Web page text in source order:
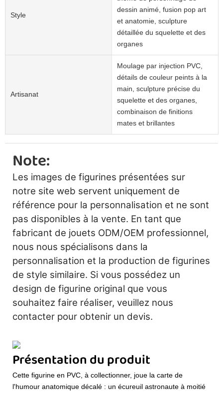
Style
dessin animé, fusion pop art
et anatomie, sculpture
détaillée du squelette et des
organes
Artisanat
Moulage par injection PVC,
détails de couleur peints à la
main, sculpture précise du
squelette et des organes,
combinaison de finitions
mates et brillantes
Note:
Les images de figurines présentées sur
notre site web servent uniquement de
référence pour la personnalisation et ne sont
pas disponibles à la vente. En tant que
fabricant de jouets ODM/OEM professionnel,
nous nous spécialisons dans la
personnalisation et la production de figurines
de style similaire. Si vous possédez un
design de figurine original que vous
souhaitez faire réaliser, veuillez nous
contacter pour obtenir un devis.
Présentation du produit
Cette figurine en PVC, à collectionner, joue la carte de
l'humour anatomique décalé : un écureuil astronaute à moitié